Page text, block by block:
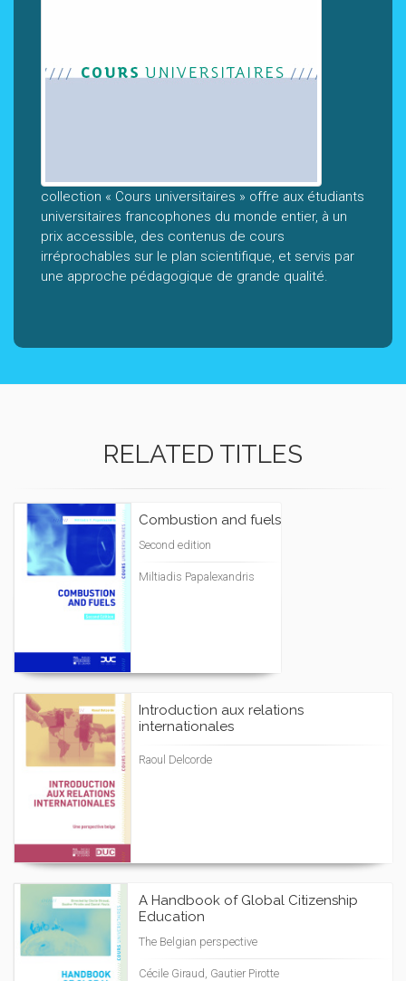
collection « Cours universitaires » offre aux étudiants
universitaires francophones du monde entier, à un
prix accessible, des contenus de cours
irréprochables sur le plan scientifique, et servis par
une approche pédagogique de grande qualité.
RELATED TITLES
Combustion and fuels
Second edition
Miltiadis Papalexandris
Introduction aux relations
internationales
Raoul Delcorde
A Handbook of Global Citizenship
Education
The Belgian perspective
Cécile Giraud, Gautier Pirotte